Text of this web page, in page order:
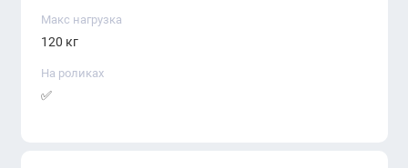
Макс нагрузка
120 кг
На роликах
✅